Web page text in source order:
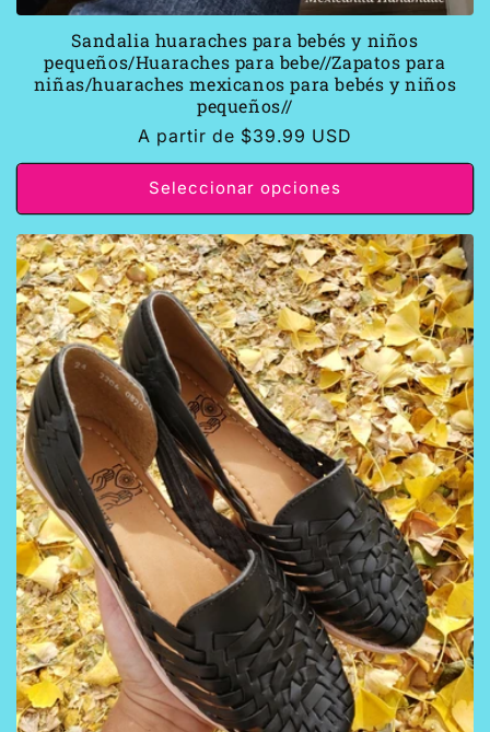
Sandalia huaraches para bebés y niños
pequeños/Huaraches para bebe//Zapatos para
niñas/huaraches mexicanos para bebés y niños
pequeños//
Precio
habitual
A partir de $39.99 USD
Seleccionar opciones